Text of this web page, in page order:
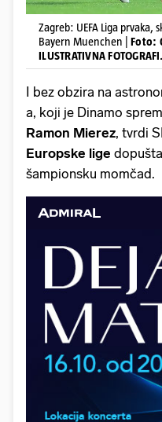
Zagreb: UEFA Liga prvaka,
Bayern Muenchen | Foto:
ILUSTRATIVNA
I bez obzira na
a, koji je Dinamo
Ramon Mierez, tvrdi
Europske lige
šampionsku momčad.